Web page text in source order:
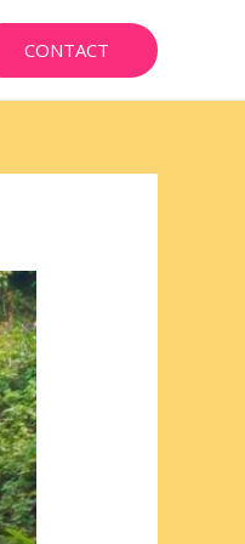
CONTACT